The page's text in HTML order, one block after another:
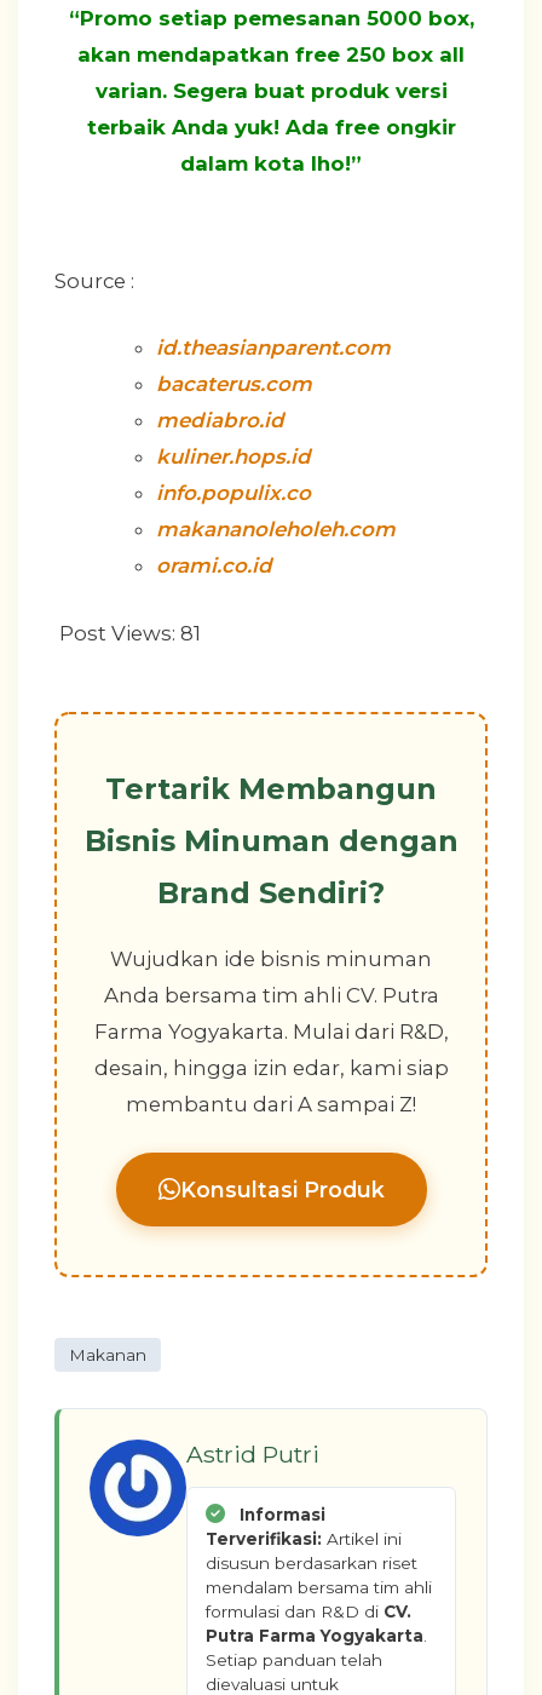
“Promo setiap pemesanan 5000 box,
akan mendapatkan free 250 box all
varian. Segera buat produk versi
terbaik Anda yuk! Ada free ongkir
dalam kota lho!”
Source :
id.theasianparent.com
bacaterus.com
mediabro.id
kuliner.hops.id
info.populix.co
makananoleholeh.com
orami.co.id
Post Views: 81
Tertarik Membangun
Bisnis Minuman dengan
Brand Sendiri?
Wujudkan ide bisnis minuman
Anda bersama tim ahli CV. Putra
Farma Yogyakarta. Mulai dari R&D,
desain, hingga izin edar, kami siap
membantu dari A sampai Z!
Konsultasi Produk
Makanan
Astrid Putri
Informasi
Terverifikasi: Artikel ini
disusun berdasarkan riset
mendalam bersama tim ahli
formulasi dan R&D di CV.
Putra Farma Yogyakarta
Setiap panduan telah
dievaluasi untuk